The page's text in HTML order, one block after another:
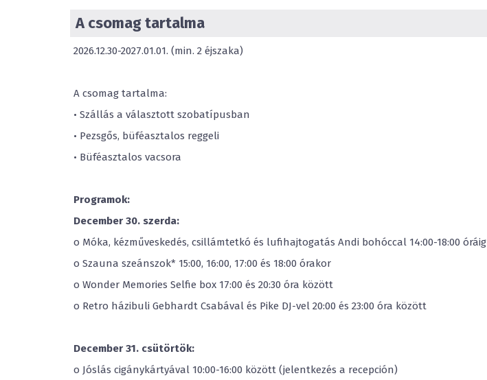
A csomag tartalma
2026.12.30-2027.01.01. (min. 2 éjszaka)
A csomag tartalma:
• Szállás a választott szobatípusban
• Pezsgős, büféasztalos reggeli
• Büféasztalos vacsora
Programok:
December 30. szerda:
o Móka, kézműveskedés, csillámtetkó és lufihajtogatás Andi bohóccal 14:00-18:00 óráig
o Szauna szeánszok* 15:00, 16:00, 17:00 és 18:00 órakor
o Wonder Memories Selfie box 17:00 és 20:30 óra között
o Retro házibuli Gebhardt Csabával és Pike DJ-vel 20:00 és 23:00 óra között
December 31. csütörtök:
o Jóslás cigánykártyával 10:00-16:00 között (jelentkezés a recepción)